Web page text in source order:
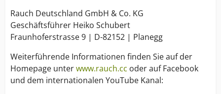
Rauch Deutschland GmbH & Co. KG
Geschäftsführer Heiko Schubert
Fraunhoferstrasse 9 | D-82152 | Planegg
Weiterführende Informationen finden Sie auf der
Homepage unterwww.rauch.cc oder auf Facebook
und dem internationalen YouTube Kanal: